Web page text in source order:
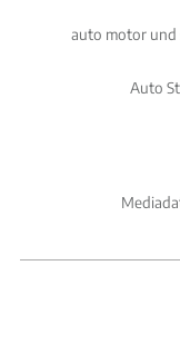
auto motor
Auto